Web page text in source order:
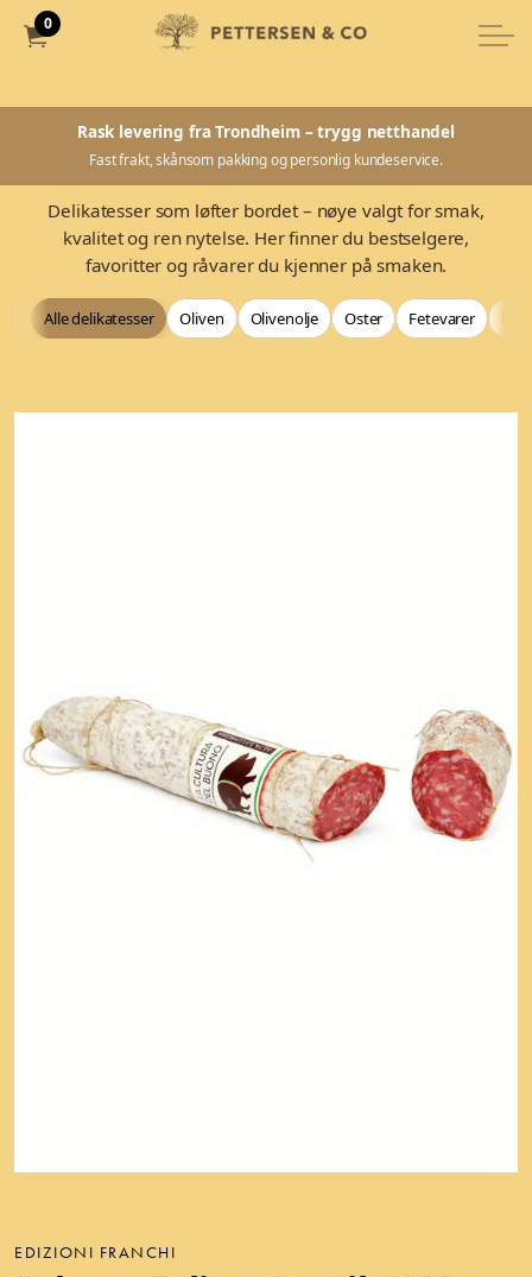
0
Rask levering fra Trondheim – trygg netthandel
Fast frakt, skånsom pakking og personlig kundeservice.
Delikatesser som løfter bordet – nøye valgt for smak,
kvalitet og ren nytelse. Her finner du bestselgere,
favoritter og råvarer du kjenner på smaken.
Alle delikatesser Oliven Olivenolje Oster Fetevarer
EDIZIONI FRANCHI